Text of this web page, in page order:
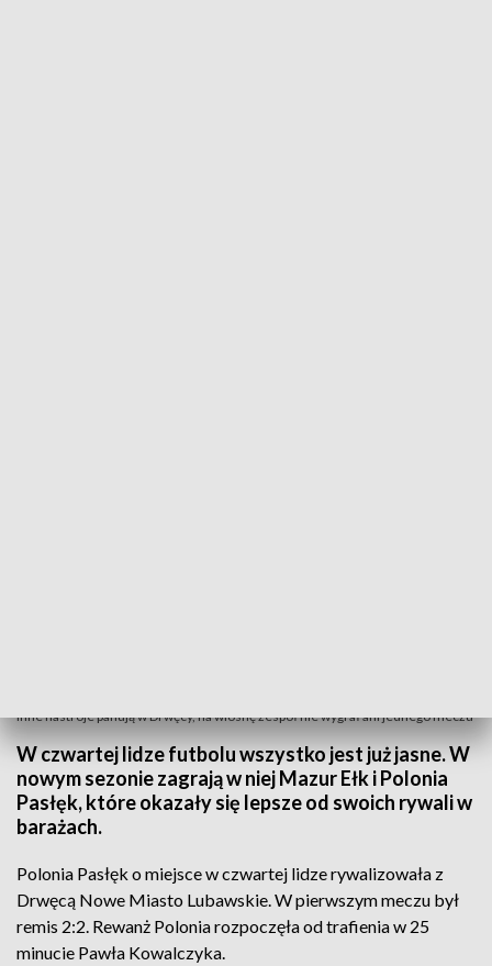
Inne nastroje panują w Drwęcy, na wiosnę zespół nie wygrał ani jednego meczu
W czwartej lidze futbolu wszystko jest już jasne. W
nowym sezonie zagrają w niej Mazur Ełk i Polonia
Pasłęk, które okazały się lepsze od swoich rywali w
barażach.
Polonia Pasłęk o miejsce w czwartej lidze rywalizowała z
Drwęcą Nowe Miasto Lubawskie. W pierwszym meczu był
remis 2:2. Rewanż Polonia rozpoczęła od trafienia w 25
minucie Pawła Kowalczyka.